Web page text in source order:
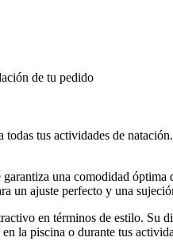
de tu pedido
tus actividades de
una comodidad
un ajuste perfecto y una
en términos de estilo. Su
la piscina o durante tus